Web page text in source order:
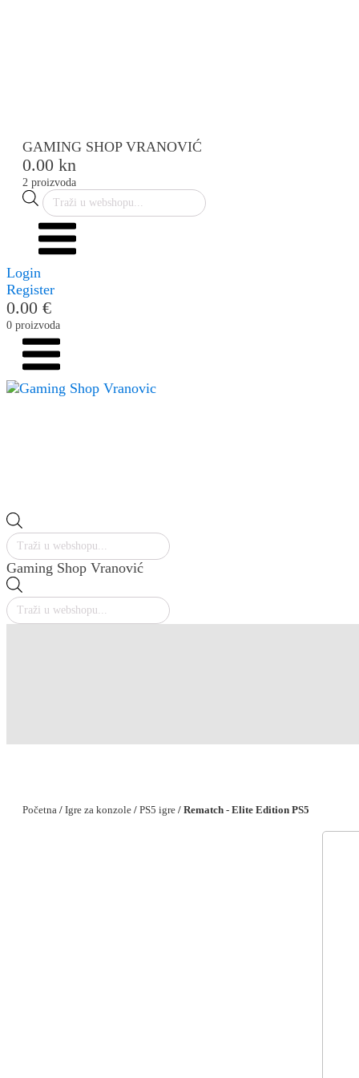
GAMING SHOP VRANOVIĆ
0.00 kn
2 proizvoda
Products
search
Login
Register
0.00 €
0 proizvoda
Products
search
Gaming Shop Vranović
Products
search
Početna / Igre za konzole / PS5 igre / Rematch - Elite Edition PS5